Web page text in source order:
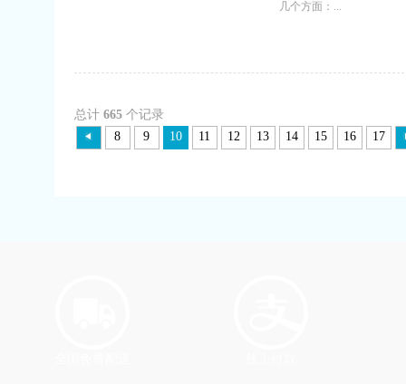
几个方面：...
总计 665个记录
8
9 10 11 12 13 14 15 16 17